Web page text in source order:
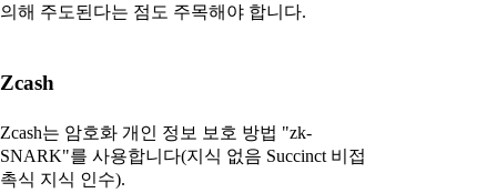
의해 주도된다는 점도 주목해야 합니다.
Zcash
Zcash는 암호화 개인 정보 보호 방법 "zk-
SNARK"를 사용합니다(지식 없음 Succinct 비접
촉식 지식 인수).